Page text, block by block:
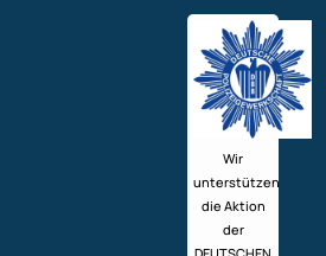
Wir
unterstützen
die Aktion
der